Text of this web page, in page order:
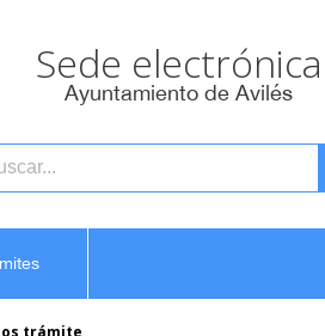
Sede electrónica
Ayuntamiento de Avilés
trámite